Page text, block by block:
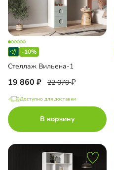
-10%
Стеллаж Вильена-1
19 860 22 070
Доступно для доставки
В корзину